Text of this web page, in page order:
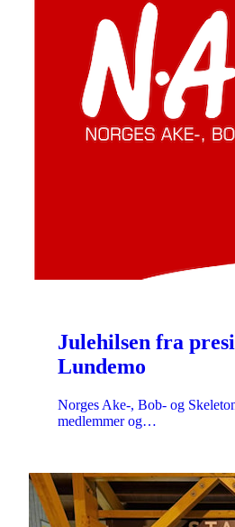
Julehilsen fra
Lundemo
Norges Ake-, Bob- og
medlemmer og…